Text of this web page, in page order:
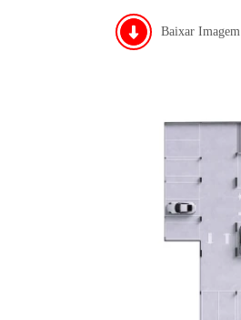
Baixar Imagem